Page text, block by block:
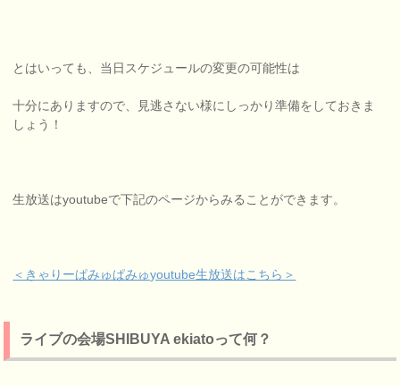
とはいっても、当日スケジュールの変更の可能性は
十分にありますので、見逃さない様にしっかり準備をしておきま
しょう！
生放送はyoutubeで下記のページからみることができます。
＜きゃりーぱみゅぱみゅyoutube生放送はこちら＞
ライブの会場SHIBUYA ekiatoって何？